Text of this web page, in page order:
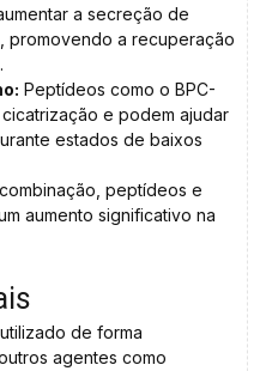
a secreção de
promovendo a recuperação
Peptídeos como o BPC-
e podem ajudar
estados de baixos
peptídeos e
aumento significativo na
de forma
agentes como